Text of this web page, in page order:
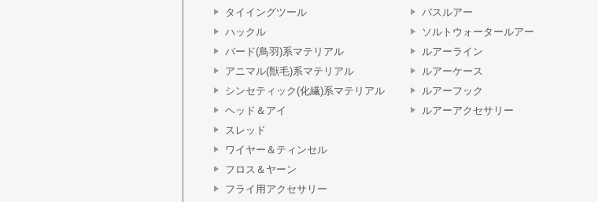
タイイングツール
ハックル
バード(鳥羽)系マテリアル
アニマル(獣毛)系マテリアル
シンセティック(化繊)系マテリアル
ヘッド＆アイ
スレッド
ワイヤー＆ティンセル
フロス＆ヤーン
フライ用アクセサリー
バスルアー
ソルトウォータールアー
ルアーライン
ルアーケース
ルアーフック
ルアーアクセサリー